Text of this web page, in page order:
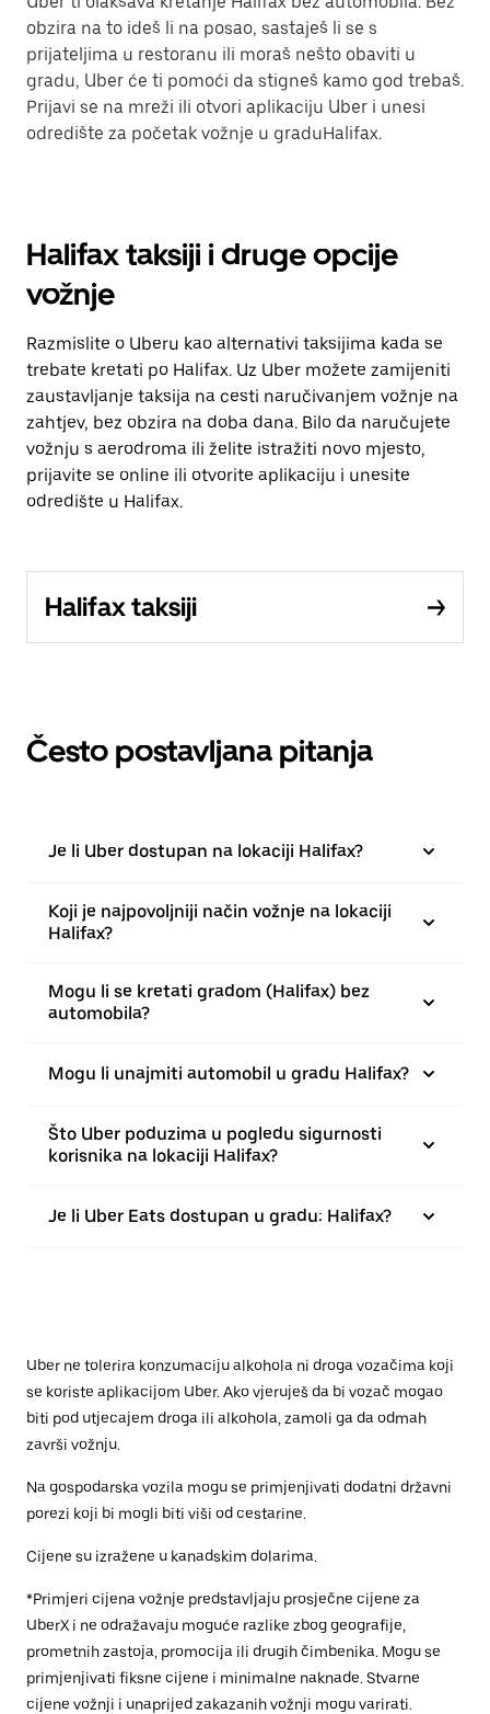
obzira na to ideš li na posao, sastaješ li se s
prijateljima u restoranu ili moraš nešto obaviti u
gradu, Uber će ti pomoći da stigneš kamo god trebaš.
Prijavi se na mreži ili otvori aplikaciju Uber i unesi
odredište za početak vožnje u graduHalifax.
Halifax taksiji i druge opcije
vožnje
Razmislite o Uberu kao alternativi taksijima kada se
trebate kretati po Halifax. Uz Uber možete zamijeniti
zaustavljanje taksija na cesti naručivanjem vožnje na
zahtjev, bez obzira na doba dana. Bilo da naručujete
vožnju s aerodroma ili želite istražiti novo mjesto,
prijavite se online ili otvorite aplikaciju i unesite
odredište u Halifax.
Halifax taksiji
Često postavljana pitanja
Je li Uber dostupan na lokaciji Halifax?
Koji je najpovoljniji način vožnje na lokaciji
Halifax?
Mogu li se kretati gradom (Halifax) bez
automobila?
Mogu li unajmiti automobil u gradu Halifax?
Što Uber poduzima u pogledu sigurnosti
korisnika na lokaciji Halifax?
Je li Uber Eats dostupan u gradu: Halifax?
Uber ne tolerira konzumaciju alkohola ni droga vozačima koji
se koriste aplikacijom Uber. Ako vjeruješ da bi vozač mogao
biti pod utjecajem droga ili alkohola, zamoli ga da odmah
završi vožnju.
Na gospodarska vozila mogu se primjenjivati dodatni državni
porezi koji bi mogli biti viši od cestarine.
Cijene su izražene u kanadskim dolarima.
*Primjeri cijena vožnje predstavljaju prosječne cijene za
UberX i ne odražavaju moguće razlike zbog geografije,
prometnih zastoja, promocija ili drugih čimbenika. Mogu se
primjenjivati fiksne cijene i minimalne naknade. Stvarne
cijene vožnji i unaprijed zakazanih vožnji mogu varirati.